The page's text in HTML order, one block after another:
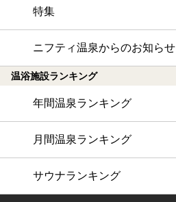
特集
ニフティ温泉からのお知らせ
温浴施設ランキング
年間温泉ランキング
月間温泉ランキング
サウナランキング